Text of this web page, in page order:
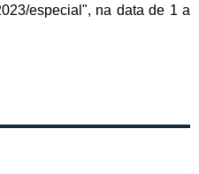
especial", na data de 1 a